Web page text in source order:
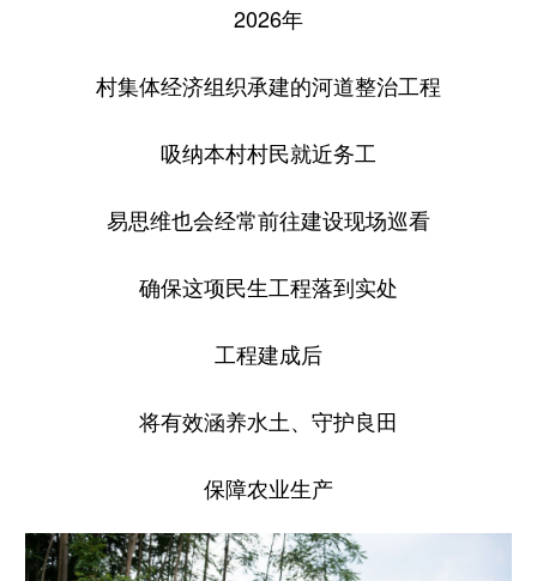
2026年
村集体经济组织承建的河道整治工程
吸纳本村村民就近务工
易思维也会经常前往建设现场巡看
确保这项民生工程落到实处
工程建成后
将有效涵养水土、守护良田
保障农业生产